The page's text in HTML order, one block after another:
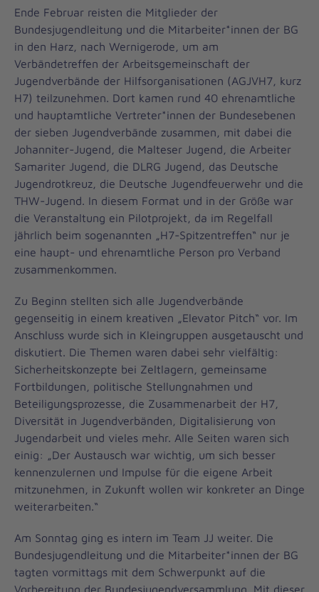
Ende Februar reisten die Mitglieder der
Bundesjugendleitung und die Mitarbeiter*innen der BG
in den Harz, nach Wernigerode, um am
Verbändetreffen der Arbeitsgemeinschaft der
Jugendverbände der Hilfsorganisationen (AGJVH7, kurz
H7) teilzunehmen. Dort kamen rund 40 ehrenamtliche
und hauptamtliche Vertreter*innen der Bundesebenen
der sieben Jugendverbände zusammen, mit dabei die
Johanniter-Jugend, die Malteser Jugend, die Arbeiter
Samariter Jugend, die DLRG Jugend, das Deutsche
Jugendrotkreuz, die Deutsche Jugendfeuerwehr und die
THW-Jugend. In diesem Format und in der Größe war
die Veranstaltung ein Pilotprojekt, da im Regelfall
jährlich beim sogenannten „H7-Spitzentreffen“ nur je
eine haupt- und ehrenamtliche Person pro Verband
zusammenkommen.
Zu Beginn stellten sich alle Jugendverbände
gegenseitig in einem kreativen „Elevator Pitch“ vor. Im
Anschluss wurde sich in Kleingruppen ausgetauscht und
diskutiert. Die Themen waren dabei sehr vielfältig:
Sicherheitskonzepte bei Zeltlagern, gemeinsame
Fortbildungen, politische Stellungnahmen und
Beteiligungsprozesse, die Zusammenarbeit der H7,
Diversität in Jugendverbänden, Digitalisierung von
Jugendarbeit und vieles mehr. Alle Seiten waren sich
einig: „Der Austausch war wichtig, um sich besser
kennenzulernen und Impulse für die eigene Arbeit
mitzunehmen, in Zukunft wollen wir konkreter an Dinge
weiterarbeiten.“
Am Sonntag ging es intern im Team JJ weiter. Die
Bundesjugendleitung und die Mitarbeiter*innen der BG
tagten vormittags mit dem Schwerpunkt auf die
Vorbereitung der Bundesjugendversammlung. Mit dieser